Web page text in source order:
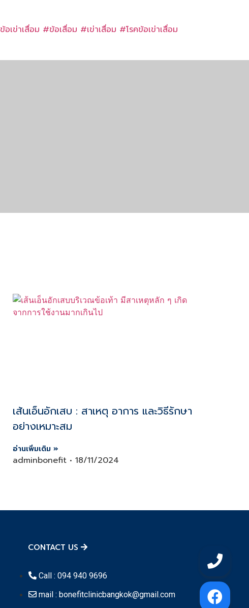
ข้อเข่าเสื่อม #ข้อเสื่อม #เข่าเสื่อม #โรคข้อเข่าเสื่อม
เส้นเอ็นอักเสบ : สาเหตุ อาการ และวิธีรักษา
อย่างเหมาะสม
อ่านเพิ่มเติม »
adminbonefit 18/11/2024
CONTACT US
Call : 094 940 9696
mail : bonefitclinicbangkok@gmail.com